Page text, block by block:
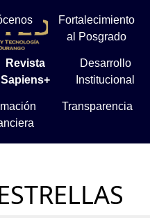
Fortalecimiento
al Posgrado
Revista
Sapiens+
Desarrollo
Institucional
Transparencia